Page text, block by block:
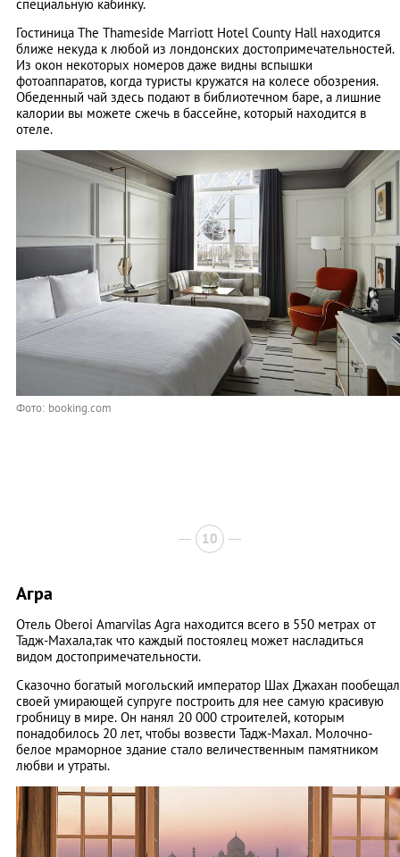
специальную кабинку.
Гостиница The Thameside Marriott Hotel County Hall находится
ближе некуда к любой из лондонских достопримечательностей.
Из окон некоторых номеров даже видны вспышки
фотоаппаратов, когда туристы кружатся на колесе обозрения.
Обеденный чай здесь подают в библиотечном баре, а лишние
калории вы можете сжечь в бассейне, который находится в
отеле.
Фото: booking.com
10
Агра
Отель Oberoi Amarvilas Agra находится всего в 550 метрах от
Тадж-Махала,так что каждый постоялец может насладиться
видом достопримечательности.
Сказочно богатый могольский император Шах Джахан пообещал
своей умирающей супруге построить для нее самую красивую
гробницу в мире. Он нанял 20 000 строителей, которым
понадобилось 20 лет, чтобы возвести Тадж-Махал. Молочно-
белое мраморное здание стало величественным памятником
любви и утраты.